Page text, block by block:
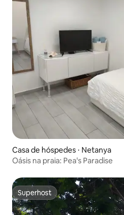
Casa de hóspedes ⋅ Netanya
Oásis na praia: Pea's Paradise
Superhost
Superhost